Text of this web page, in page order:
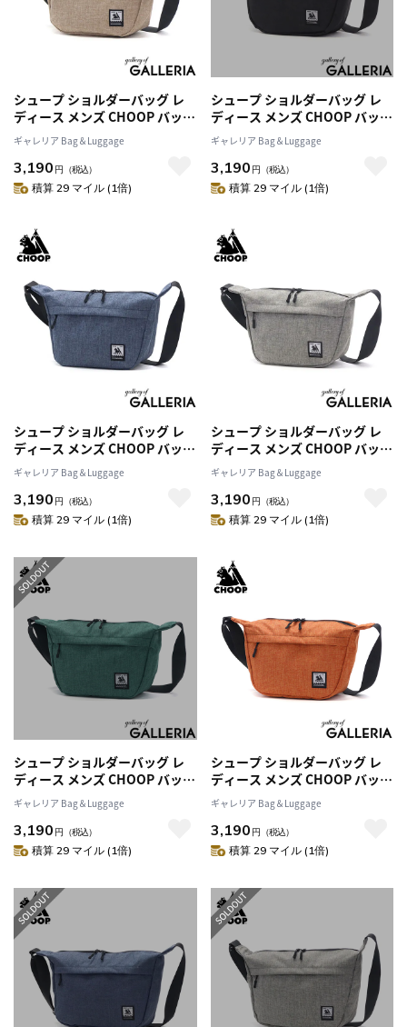
シュープ ショルダーバッグ レ
ディース メンズ CHOOP バッグ
小さめ 斜めがけ 大人 軽量 A5 シ
ョルダー 斜めがけバッグ 撥水
おしゃれ シンプル ミニショル
ダーバッグ ブランド ショルダ
ギャレリア Bag＆Luggage
3,190 円 （税込）
積算 29 マイル (1倍)
シュープ ショルダーバッグ レ
ディース メンズ CHOOP バッグ
小さめ 斜めがけ 大人 軽量 A5 シ
ョルダー 斜めがけバッグ 撥水
おしゃれ シンプル ミニショル
ダーバッグ ブランド ショルダ
ギャレリア Bag＆Luggage
3,190 円 （税込）
積算 29 マイル (1倍)
シュープ ショルダーバッグ レ
ディース メンズ CHOOP バッグ
小さめ 斜めがけ 大人 軽量 A5 シ
ョルダー 斜めがけバッグ 撥水
おしゃれ シンプル ミニショル
ダーバッグ ブランド ショルダ
ギャレリア Bag＆Luggage
3,190 円 （税込）
積算 29 マイル (1倍)
シュープ ショルダーバッグ レ
ディース メンズ CHOOP バッグ
小さめ 斜めがけ 大人 軽量 A5 シ
ョルダー 斜めがけバッグ 撥水
おしゃれ シンプル ミニショル
ダーバッグ ブランド ショルダ
ギャレリア Bag＆Luggage
3,190 円 （税込）
積算 29 マイル (1倍)
シュープ ショルダーバッグ レ
ディース メンズ CHOOP バッグ
小さめ 斜めがけ 大人 軽量 A5 シ
ョルダー 斜めがけバッグ 撥水
おしゃれ シンプル ミニショル
ダーバッグ ブランド ショルダ
ギャレリア Bag＆Luggage
3,190 円 （税込）
積算 29 マイル (1倍)
シュープ ショルダーバッグ レ
ディース メンズ CHOOP バッグ
小さめ 斜めがけ 大人 軽量 A5 シ
ョルダー 斜めがけバッグ 撥水
おしゃれ シンプル ミニショル
ダーバッグ ブランド ショルダ
ギャレリア Bag＆Luggage
3,190 円 （税込）
積算 29 マイル (1倍)